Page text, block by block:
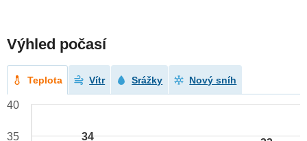
Výhled počasí
Teplota Vítr Srážky Nový sníh
34
40
35